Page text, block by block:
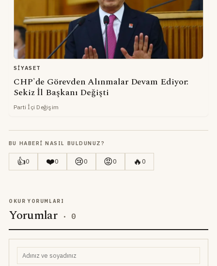
SIYASET
CHP'de Görevden Alınmalar Devam Ediyor:
Sekiz İl Başkanı Değişti
Parti İçi Değişim
BU HABERI NASIL BULDUNUZ?
👍0 ❤️0 😢0 😡0 🔥0
OKUR YORUMLARI
Yorumlar · 0